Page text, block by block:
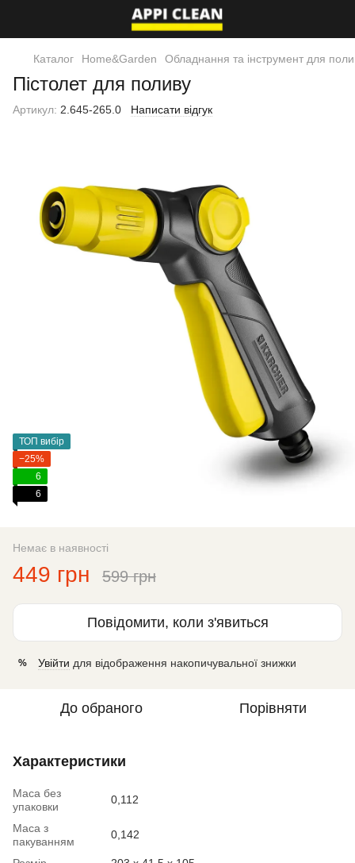
Каталог Home&Garden Обладнання та інструмент для
Пістолет для поливу
Артикул: 2.645-265.0 Написати відгук
ТОП вибір
−25%
6
6
Немає в наявності
449 грн 599 грн
Повідомити, коли з'явиться
% Увійти для відображення накопичувальної знижки
До обраного Порівняти
Характеристики
Маса без
упаковки
0,112
Маса з
пакуванням
0,142